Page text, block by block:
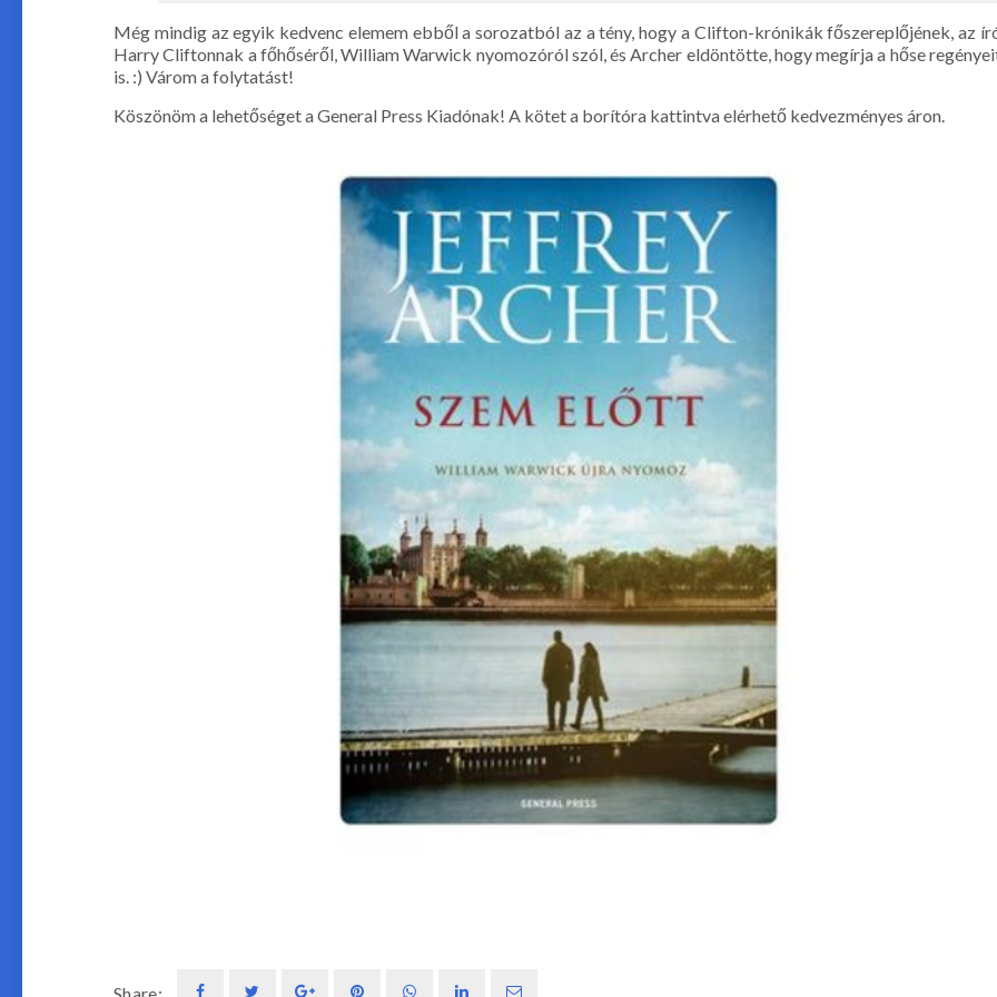
Még mindig az egyik kedvenc elemem ebből a sorozatból az a tény, hogy a Clifton-krónikák főszereplőjének, az
Harry Cliftonnak a főhőséről, William Warwick nyomozóról szól, és Archer eldöntötte, hogy megírja a hőse
is. :) Várom a folytatást!
Köszönöm a lehetőséget a General Press Kiadónak! A kötet a borítóra kattintva elérhető kedvezményes áron.
Share: